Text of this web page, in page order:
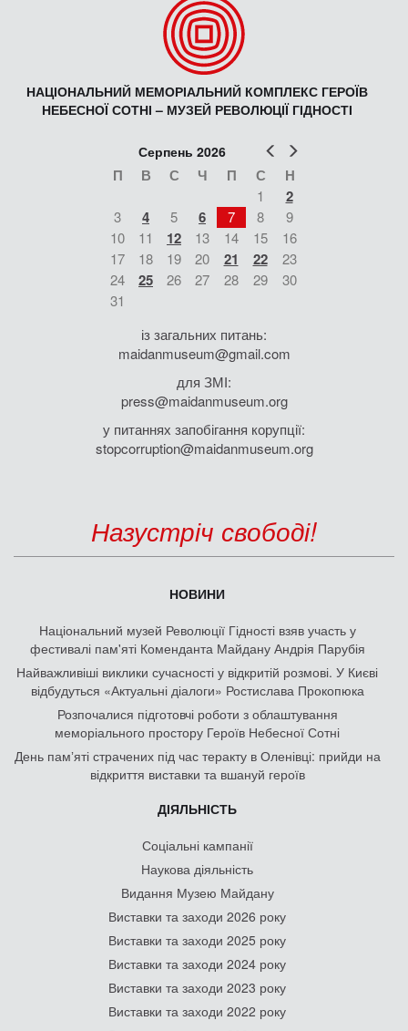
НАЦІОНАЛЬНИЙ МЕМОРІАЛЬНИЙ КОМПЛЕКС ГЕРОЇВ
НЕБЕСНОЇ СОТНІ – МУЗЕЙ РЕВОЛЮЦІЇ ГІДНОСТІ
Попер
Серпень 2026
П В С Ч П С Н
1 2
3 4 5 6 7 8
9
10
11 12 13 14 15
16
17
18 19 20 21 22
23
24
25 26 27 28 29
30
31
із загальних питань:
maidanmuseum@gmail.com
для ЗМІ:
press@maidanmuseum.org
у питаннях запобігання корупції:
stopcorruption@maidanmuseum.org
Назустріч свободі!
НОВИНИ
Національний музей Революції Гідності взяв участь у
фестивалі пам'яті Коменданта Майдану Андрія Парубія
Найважливіші виклики сучасності у відкритій розмові. У Києві
відбудуться «Актуальні діалоги» Ростислава Прокопюка
Розпочалися підготовчі роботи з облаштування
меморіального простору Героїв Небесної Сотні
День памʼяті страчених під час теракту в Оленівці: прийди на
відкриття виставки та вшануй героїв
ДІЯЛЬНІСТЬ
Соціальні кампанії
Наукова діяльність
Видання Музею Майдану
Виставки та заходи 2026 року
Виставки та заходи 2025 року
Виставки та заходи 2024 року
Виставки та заходи 2023 року
Виставки та заходи 2022 року